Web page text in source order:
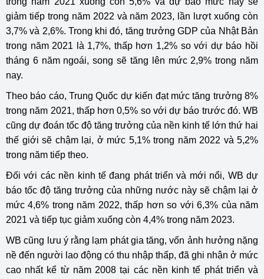
giảm tiếp trong năm 2022 và năm 2023, lần lượt xuống còn
3,7% và 2,6%. Trong khi đó, tăng trưởng GDP của Nhật Bản
trong năm 2021 là 1,7%, thấp hơn 1,2% so với dự báo hồi
tháng 6 năm ngoái, song sẽ tăng lên mức 2,9% trong năm
nay.
Theo báo cáo, Trung Quốc dự kiến đạt mức tăng trưởng 8%
trong năm 2021, thấp hơn 0,5% so với dự báo trước đó. WB
cũng dự đoán tốc độ tăng trưởng của nền kinh tế lớn thứ hai
thế giới sẽ chậm lại, ở mức 5,1% trong năm 2022 và 5,2%
trong năm tiếp theo.
Đối với các nền kinh tế đang phát triển và mới nổi, WB dự
báo tốc độ tăng trưởng của những nước này sẽ chậm lại ở
mức 4,6% trong năm 2022, thấp hơn so với 6,3% của năm
2021 và tiếp tục giảm xuống còn 4,4% trong năm 2023.
WB cũng lưu ý rằng lạm phát gia tăng, vốn ảnh hưởng nặng
nề đến người lao động có thu nhập thấp, đã ghi nhận ở mức
cao nhất kể từ năm 2008 tại các nền kinh tế phát triển và